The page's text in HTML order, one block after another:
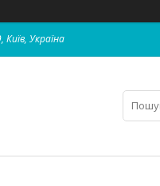
Київ, Україна